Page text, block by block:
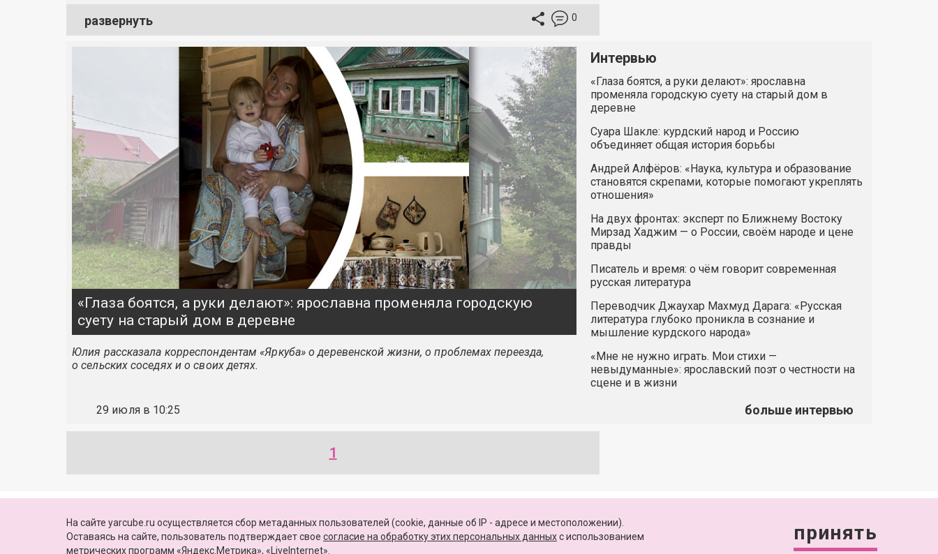
развернуть 0
«Глаза боятся, а руки делают»: ярославна променяла городскую
суету на старый дом в деревне
Юлия рассказала корреспондентам «Яркуба» о деревенской жизни, о проблемах переезда,
о сельских соседях и о своих детях.
29 июля в 10:25
Интервью
«Глаза боятся, а руки делают»: ярославна
променяла городскую суету на старый дом в
деревне
Суара Шакле: курдский народ и Россию
объединяет общая история борьбы
Андрей Алфёров: «Наука, культура и образование
становятся скрепами, которые помогают укреплять
отношения»
На двух фронтах: эксперт по Ближнему Востоку
Мирзад Хаджим — о России, своём народе и цене
правды
Писатель и время: о чём говорит современная
русская литература
Переводчик Джаухар Махмуд Дарага: «Русская
литература глубоко проникла в сознание и
мышление курдского народа»
«Мне не нужно играть. Мои стихи —
невыдуманные»: ярославский поэт о честности на
сцене и в жизни
больше интервью
1
Свидетельство о регистрации СМИ:
Эл №ФС77-60775 от 25 февраля 2015 г.
выдано Роскомнадзором
На сайте yarcube.ru осуществляется сбор метаданных пользователей (cookie, данные об IP - адресе и местоположении).
Оставаясь на сайте, пользователь подтверждает свое согласие на обработку этих персональных данныхc использованием
метрических программ «Яндекс.Метрика», «LiveInternet».
принять